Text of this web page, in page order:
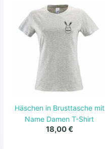
Häschen in Brusttasche mit
Name Damen T-Shirt
18,00€